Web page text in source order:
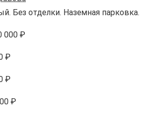
Без отделки. Наземная парковка.
000 ₽
₽
₽
₽